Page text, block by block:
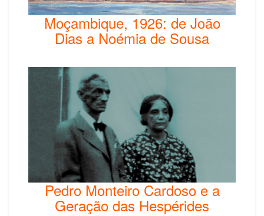
Moçambique, 1926: de João
Dias a Noémia de Sousa
Pedro Monteiro Cardoso e a
Geração das Hespérides